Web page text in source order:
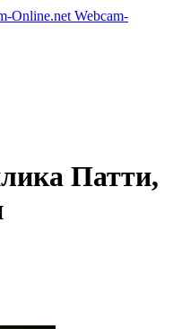
Webcam-
Патти,